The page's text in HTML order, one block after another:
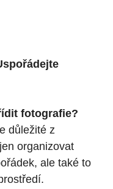
fotografie?
důležité z
organizovat
ale také to